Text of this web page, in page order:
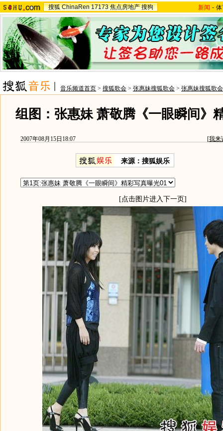
搜狐 ChinaRen 17173 焦点房地产 搜狗 新闻 -
音乐频道首页 > 搜狐歌会 > 张惠妹搜狐歌会 > 张惠妹搜狐歌
组图：张惠妹 萧敬腾《一眼瞬间》
2007年08月15日18:07 [我来
来源：搜狐娱乐
[点击图片进入下一页]